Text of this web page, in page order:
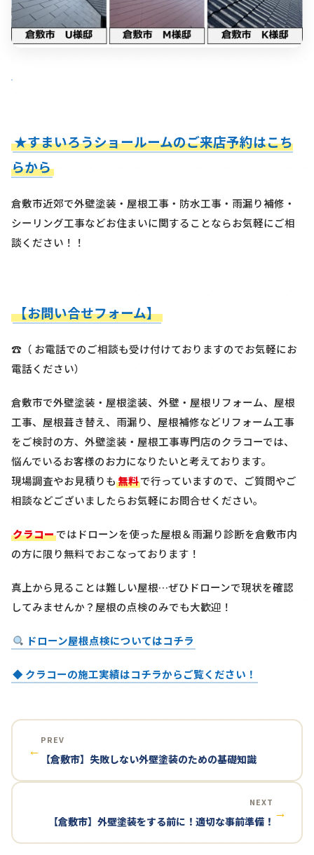
★すまいろうショールームのご来店予約はこち
らから
倉敷市近郊で外壁塗装・屋根工事・防水工事・雨漏り補修・
シーリング工事などお住まいに関することならお気軽にご相
談ください！！
【お問い合せフォーム】
☎（ お電話でのご相談も受け付けておりますのでお気軽にお
電話ください）
倉敷市で外壁塗装・屋根塗装、外壁・屋根リフォーム、屋根
工事、屋根葺き替え、雨漏り、屋根補修などリフォーム工事
をご検討の方、外壁塗装・屋根工事専門店のクラコーでは、
悩んでいるお客様のお力になりたいと考えております。
現場調査やお見積りも無料で行っていますので、ご質問やご
相談などございましたらお気軽にお問合せください。
クラコーではドローンを使った屋根＆雨漏り診断を倉敷市内
の方に限り無料でおこなっております！
真上から見ることは難しい屋根…ぜひドローンで現状を確認
してみませんか？屋根の点検のみでも大歓迎！
ドローン屋根点検についてはコチラ
◆ クラコーの施工実績はコチラからご覧ください！
←
PREV
【倉敷市】失敗しない外壁塗装のための基礎知識
NEXT
【倉敷市】外壁塗装をする前に！適切な事前準備！
→